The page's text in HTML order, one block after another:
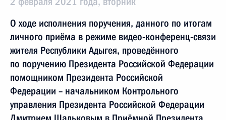
О ходе исполнения поручения, данного по итогам
личного приёма в режиме видео-конференц-связи
жителя Республики Адыгея, проведённого
по поручению Президента Российской Федерации
помощником Президента Российской
Федерации – начальником Контрольного
управления Президента Российской Федерации